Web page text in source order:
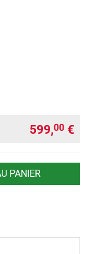
599,00 €
PANIER